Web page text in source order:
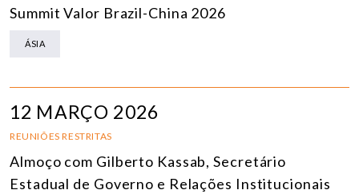
Summit Valor Brazil-China 2026
ÁSIA
12 MARÇO 2026
REUNIÕES RESTRITAS
Almoço com Gilberto Kassab, Secretário
Estadual de Governo e Relações Institucionais